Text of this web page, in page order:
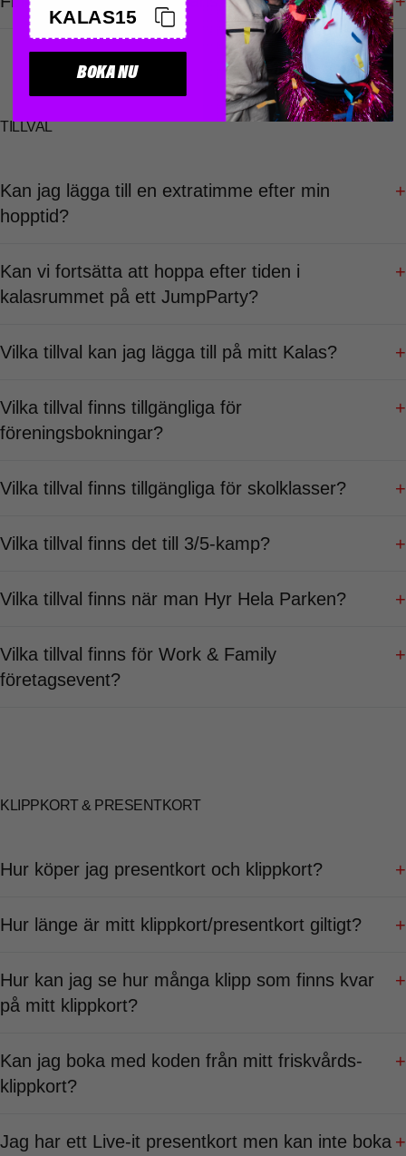
TILLVAL
Kan jag lägga till en extratimme efter min
hopptid?
+
Kan vi fortsätta att hoppa efter tiden i
kalasrummet på ett JumpParty?
+
Vilka tillval kan jag lägga till på mitt Kalas? +
Vilka tillval finns tillgängliga för
föreningsbokningar?
+
Vilka tillval finns tillgängliga för skolklasser? +
Vilka tillval finns det till 3/5-kamp? +
Vilka tillval finns när man Hyr Hela Parken? +
Vilka tillval finns för Work & Family
företagsevent?
+
KLIPPKORT & PRESENTKORT
Hur köper jag presentkort och klippkort? +
Hur länge är mitt klippkort/presentkort giltigt? +
Hur kan jag se hur många klipp som finns kvar
på mitt klippkort?
+
Kan jag boka med koden från mitt friskvårds-
klippkort?
+
Jag har ett Live-it presentkort men kan inte boka +
KALAS15
BOKA NU